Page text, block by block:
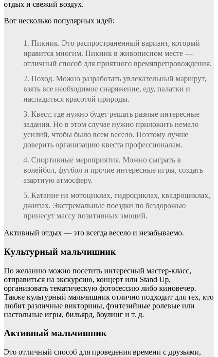
отдых и свежий воздух.
Вот несколько популярных идей:
Пикник. Это распространенный вариант, который
нравится многим. Пикник в живописном месте —
отличный способ для приятного времяпрепровождения.
Поход. Можно разработать увлекательный маршрут,
взять все необходимое снаряжение, еду, палатки и
насладиться красотой природы.
Квест, где нужно будет решать разные интересные
задания. Но в этом случае нужно приложить немало
усилий, чтобы было всем весело. Поэтому лучше
доверить организацию квеста профессионалам.
Спортивные мероприятия. Можно сыграть в
волейбол, футбол и прочие интересные игры, создать
азартную атмосферу.
Катание на мотоциклах, гидроциклах, квадроциклах,
джипах. Экстремальные поездки по бездорожью
принесут массу позитивных эмоций.
Активный отдых — это всегда весело и незабываемо.
Культурный мальчишник
По желанию можно посетить интересный мастер-класс,
отправиться на экскурсию, концерт или Stand Up,
организовать тематическую фотосессию либо киновечер.
Также культурный мальчишник отлично подходит для тех, кто
любит различные викторины, фэнтезийные ролевые или
настольные игры, бильярд, боулинг и т. д.
Активный мальчишник
Это отличный способ для проведения времени с друзьями,